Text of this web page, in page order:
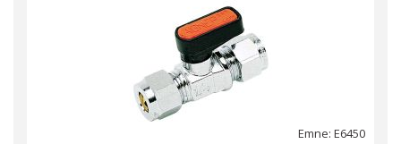
Emne: E6450